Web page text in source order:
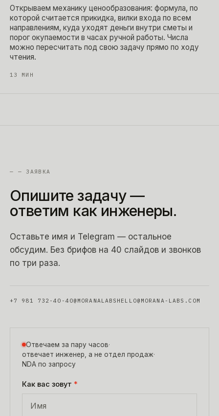
Открываем механику ценообразования: формула, по
которой считается прикидка, вилки входа по всем
направлениям, куда уходят деньги внутри сметы и
порог окупаемости в часах ручной работы. Числа
можно пересчитать под свою задачу прямо по ходу
чтения.
13 МИН
— — ЗАЯВКА
Опишите задачу —
ответим как инженеры.
Оставьте имя и Telegram — остальное
обсудим. Без брифов на 40 слайдов и звонков
по три раза.
+7 981 732-40-40@MORANALABS HELLO@MORANA-LABS.COM
Отвечаем за пару часов·
отвечает инженер, а не отдел продаж·
NDA по запросу
Как вас зовут *